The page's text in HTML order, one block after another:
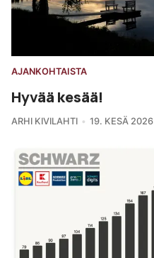
AJANKOHTAISTA
Hyvää kesää!
ARHI KIVILAHTI 19. KESÄ 2026